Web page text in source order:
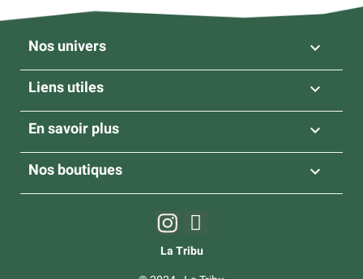
Nos univers 
Liens utiles 
En savoir plus 
Nos boutiques 
La Tribu